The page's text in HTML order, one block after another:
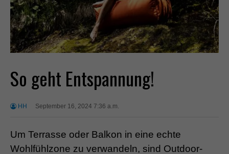
So geht Entspannung!
HH September 16, 2024 7:36 a.m.
Um Terrasse oder Balkon in eine echte
Wohlfühlzone zu verwandeln, sind Outdoor-